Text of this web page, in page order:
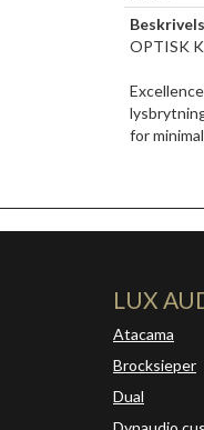
OPTISK
for
LUX
Atacama
Brocksieper
Dual